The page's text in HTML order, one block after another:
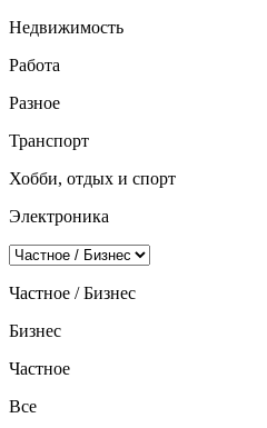
Недвижимость
Работа
Разное
Транспорт
Хобби, отдых и спорт
Электроника
Частное / Бизнес
Бизнес
Частное
Все